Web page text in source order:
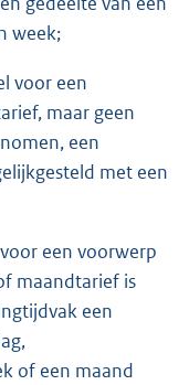
week;
voor een
maar geen
een
met een
een voorwerp
maandtarief is
een
of een maand